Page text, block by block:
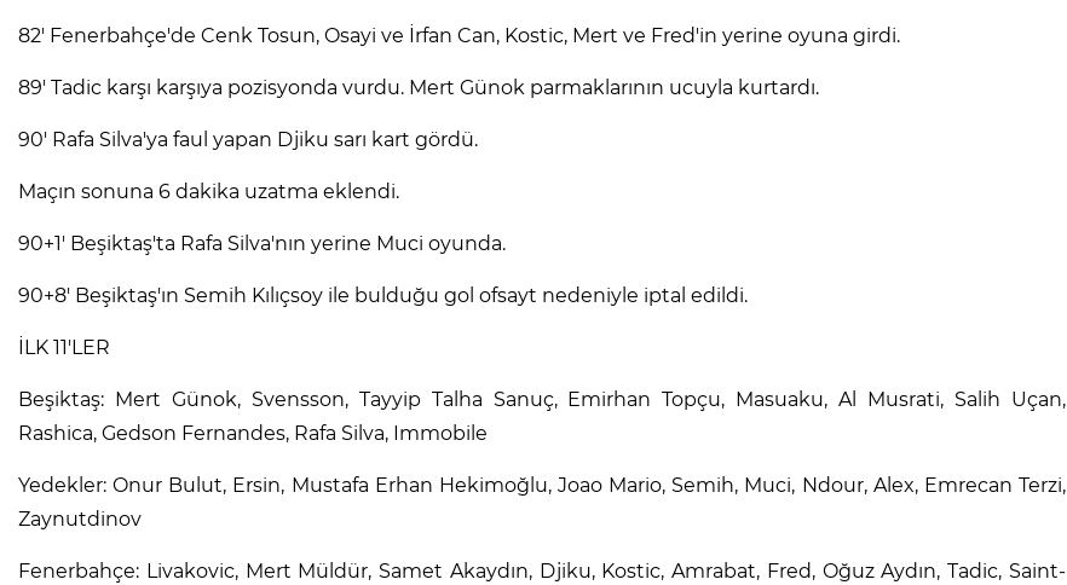
82' Fenerbahçe'de Cenk Tosun, Osayi ve İrfan Can, Kostic, Mert ve Fred'in yerine oyuna girdi.
89' Tadic karşı karşıya pozisyonda vurdu. Mert Günok parmaklarının ucuyla kurtardı.
90' Rafa Silva'ya faul yapan Djiku sarı kart gördü.
Maçın sonuna 6 dakika uzatma eklendi.
90+1' Beşiktaş'ta Rafa Silva'nın yerine Muci oyunda.
90+8' Beşiktaş'ın Semih Kılıçsoy ile bulduğu gol ofsayt nedeniyle iptal edildi.
İLK 11'LER
Beşiktaş: Mert Günok, Svensson, Tayyip Talha Sanuç, Emirhan Topçu, Masuaku, Al Musrati, Salih Uçan,
Rashica, Gedson Fernandes, Rafa Silva, Immobile
Yedekler: Onur Bulut, Ersin, Mustafa Erhan Hekimoğlu, Joao Mario, Semih, Muci, Ndour, Alex, Emrecan Terzi,
Zaynutdinov
Fenerbahçe: Livakovic, Mert Müldür, Samet Akaydın, Djiku, Kostic, Amrabat, Fred, Oğuz Aydın, Tadic, Saint-